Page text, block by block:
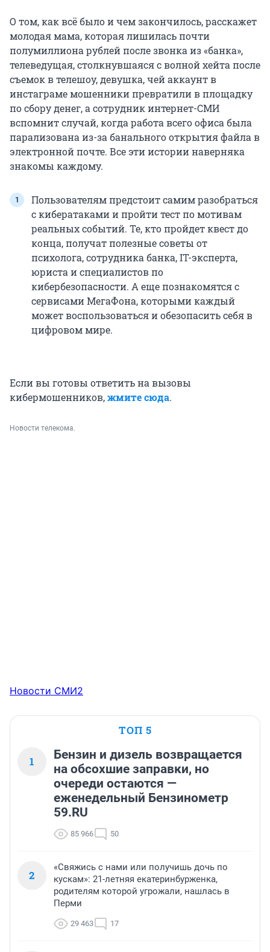
О том, как всё было и чем закончилось, расскажет
молодая мама, которая лишилась почти
полумиллиона рублей после звонка из «банка»,
телеведущая, столкнувшаяся с волной хейта после
съемок в телешоу, девушка, чей аккаунт в
инстаграме мошенники превратили в площадку
по сбору денег, а сотрудник интернет-СМИ
вспомнит случай, когда работа всего офиса была
парализована из-за банального открытия файла в
электронной почте. Все эти истории наверняка
знакомы каждому.
Пользователям предстоит самим разобраться
с кибератаками и пройти тест по мотивам
реальных событий. Те, кто пройдет квест до
конца, получат полезные советы от
психолога, сотрудника банка, IT-эксперта,
юриста и специалистов по
кибербезопасности. А еще познакомятся с
сервисами МегаФона, которыми каждый
может воспользоваться и обезопасить себя в
цифровом мире.
Если вы готовы ответить на вызовы
кибермошенников,жмите сюда.
Новости телекома.
Новости СМИ2
ТОП 5
1
Бензин и дизель возвращается
на обсохшие заправки, но
очереди остаются —
еженедельный Бензинометр
59.RU
85 966 50
2
«Свяжись с нами или получишь дочь по
кускам»: 21-летняя екатеринбурженка,
родителям которой угрожали, нашлась в
Перми
29 463 17